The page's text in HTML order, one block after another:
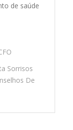
de saúde
Sorrisos
De